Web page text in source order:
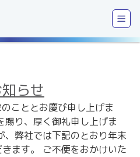
らせ
こととお慶び申し上げま
賜り、厚く御礼申し上げま
、弊社では下記のとおり年末
ます。 ご不便をおかけいた